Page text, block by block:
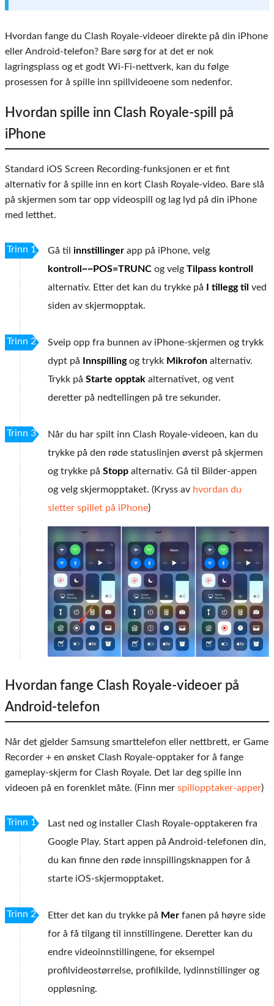
Hvordan fange du Clash Royale-videoer direkte på din iPhone
eller Android-telefon? Bare sørg for at det er nok
lagringsplass og et godt Wi-Fi-nettverk, kan du følge
prosessen for å spille inn spillvideoene som nedenfor.
Hvordan spille inn Clash Royale-spill på
iPhone
Standard iOS Screen Recording-funksjonen er et fint
alternativ for å spille inn en kort Clash Royale-video. Bare slå
på skjermen som tar opp videospill og lag lyd på din iPhone
med letthet.
Trinn 1 Gå til innstillinger app på iPhone, velg
kontroll~~POS=TRUNC og velg Tilpass kontroll
alternativ. Etter det kan du trykke på
I tillegg til ved
siden av skjermopptak.
Trinn 2
Sveip opp fra bunnen av iPhone-skjermen og trykk
dypt på
Innspillingog trykk Mikrofon alternativ.
Trykk på Starte opptak alternativet, og vent
deretter på nedtellingen på tre sekunder.
Trinn 3
Når du har spilt inn Clash Royale-videoen, kan du
trykke på den røde statuslinjen øverst på skjermen
og trykke på Stopp alternativ. Gå til Bilder-appen
og velg skjermopptaket. (Kryss av hvordan du
sletter spillet på iPhone)
Hvordan fange Clash Royale-videoer på
Android-telefon
Når det gjelder Samsung smarttelefon eller nettbrett, er Game
Recorder + en ønsket Clash Royale-opptaker for å fange
gameplay-skjerm for Clash Royale. Det lar deg spille inn
videoen på en forenklet måte. (Finn mer spillopptaker-apper)
Trinn 1
Last ned og installer Clash Royale-opptakeren fra
Google Play. Start appen på Android-telefonen din,
du kan finne den røde innspillingsknappen for å
starte iOS-skjermopptaket.
Trinn 2 Etter det kan du trykke på Mer fanen på høyre side
for å få tilgang til innstillingene. Deretter kan du
endre videoinnstillingene, for eksempel
profilvideostørrelse, profilkilde, lydinnstillinger og
oppløsning.